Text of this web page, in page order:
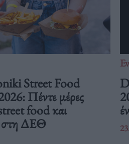
Street Food
Πέντε μέρες
food και
στη ΔΕΘ